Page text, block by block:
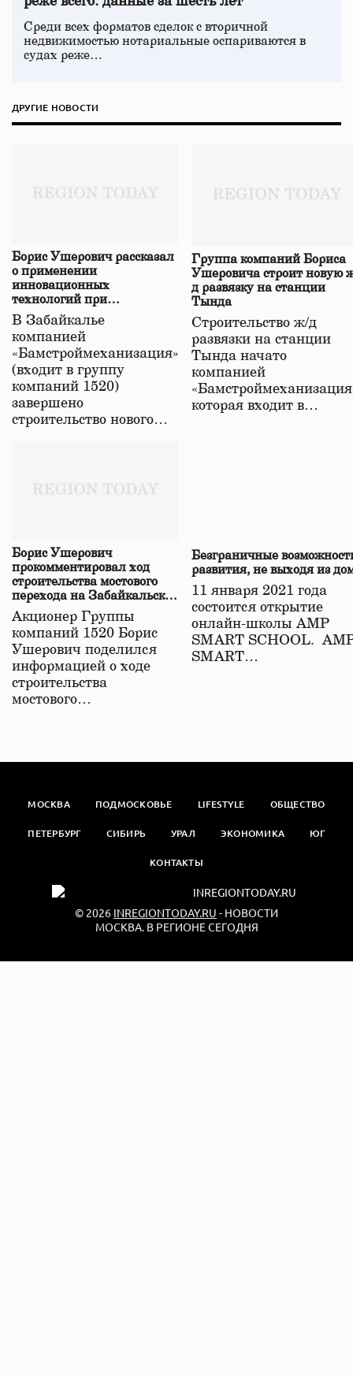
Среди всех форматов сделок с вторичной
недвижимостью нотариальные оспариваются в
судах реже…
ДРУГИЕ НОВОСТИ
Борис Ушерович рассказал
о применении
инновационных
технологий при
строительстве нового моста
в Забайкалье
В Забайкалье
компанией
«Бамстроймеханизация»
(входит в группу
компаний 1520)
завершено
строительство нового…
Группа компаний Бориса
Ушеровича строит новую
д развязку на станции
Тында
Строительство ж/д
развязки на станции
Тында начато
компанией
которая входит в…
Борис Ушерович
прокомментировал ход
строительства мостового
перехода на Забайкальской
железной дороге
Акционер Группы
компаний 1520 Борис
Ушерович поделился
информацией о ходе
строительства
мостового…
Безграничные
развития, не выходя из
11 января 2021 года
состоится открытие
онлайн-школы АМР
SMART SCHOOL.
SMART…
МОСКВА ПОДМОСКОВЬЕ LIFESTYLE ОБЩЕСТВО
ПЕТЕРБУРГ СИБИРЬ УРАЛ ЭКОНОМИКА ЮГ
КОНТАКТЫ
© 2026 INREGIONTODAY.RU - НОВОСТИ
МОСКВА. В РЕГИОНЕ СЕГОДНЯ